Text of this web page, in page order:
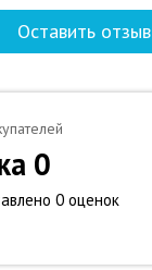
Оставить отзыв
0
0 оценок